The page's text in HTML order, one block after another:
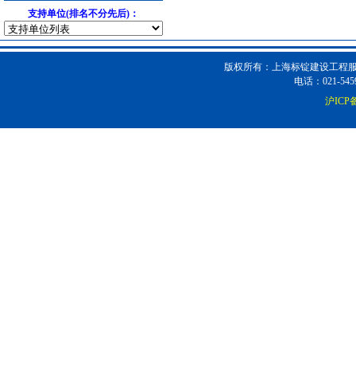
供水设备
[采购中]
改型剂等 [采购中]
低压配电房 [采购中]
油漆涂料 [采购中]
支持单位(排名不分先后)：
版权所有：上海标锭建设工程
电话：021-
沪ICP